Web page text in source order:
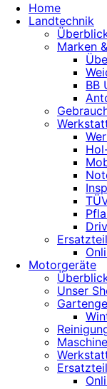
Home
Landtechnik
Marken
BB
Motorgeräte
Unser